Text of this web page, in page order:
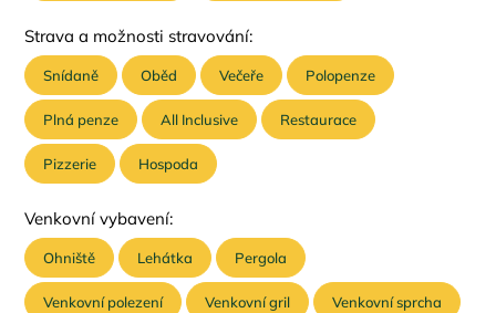
Strava a možnosti stravování:
Snídaně Oběd Večeře Polopenze
Plná penze All Inclusive Restaurace
Pizzerie Hospoda
Venkovní vybavení:
Ohniště Lehátka Pergola
Venkovní polezení Venkovní gril Venkovní sprcha